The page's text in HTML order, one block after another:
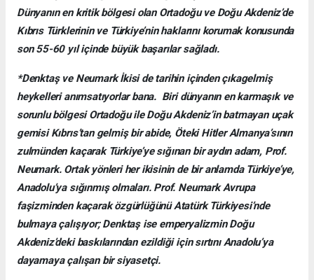
Dünyanın en kritik bölgesi olan Ortadoğu ve Doğu Akdeniz’de
Kıbrıs Türklerinin ve Türkiye’nin haklarını korumak konusunda
son 55-60 yıl içinde büyük başarılar sağladı.
*Denktaş ve Neumark İkisi de tarihin içinden çıkagelmiş
heykelleri anımsatıyorlar bana. Biri dünyanın en karmaşık ve
sorunlu bölgesi Ortadoğu ile Doğu Akdeniz’in batmayan uçak
gemisi Kıbrıs’tan gelmiş bir abide, Öteki Hitler Almanya’sının
zulmünden kaçarak Türkiye’ye sığınan bir aydın adam, Prof.
Neumark. Ortak yönleri her ikisinin de bir anlamda Türkiye’ye,
Anadolu’ya sığınmış olmaları. Prof. Neumark Avrupa
faşizminden kaçarak özgürlüğünü Atatürk Türkiyesi’nde
bulmaya çalışıyor; Denktaş ise emperyalizmin Doğu
Akdeniz’deki baskılarından ezildiği için sırtını Anadolu’ya
dayamaya çalışan bir siyasetçi.